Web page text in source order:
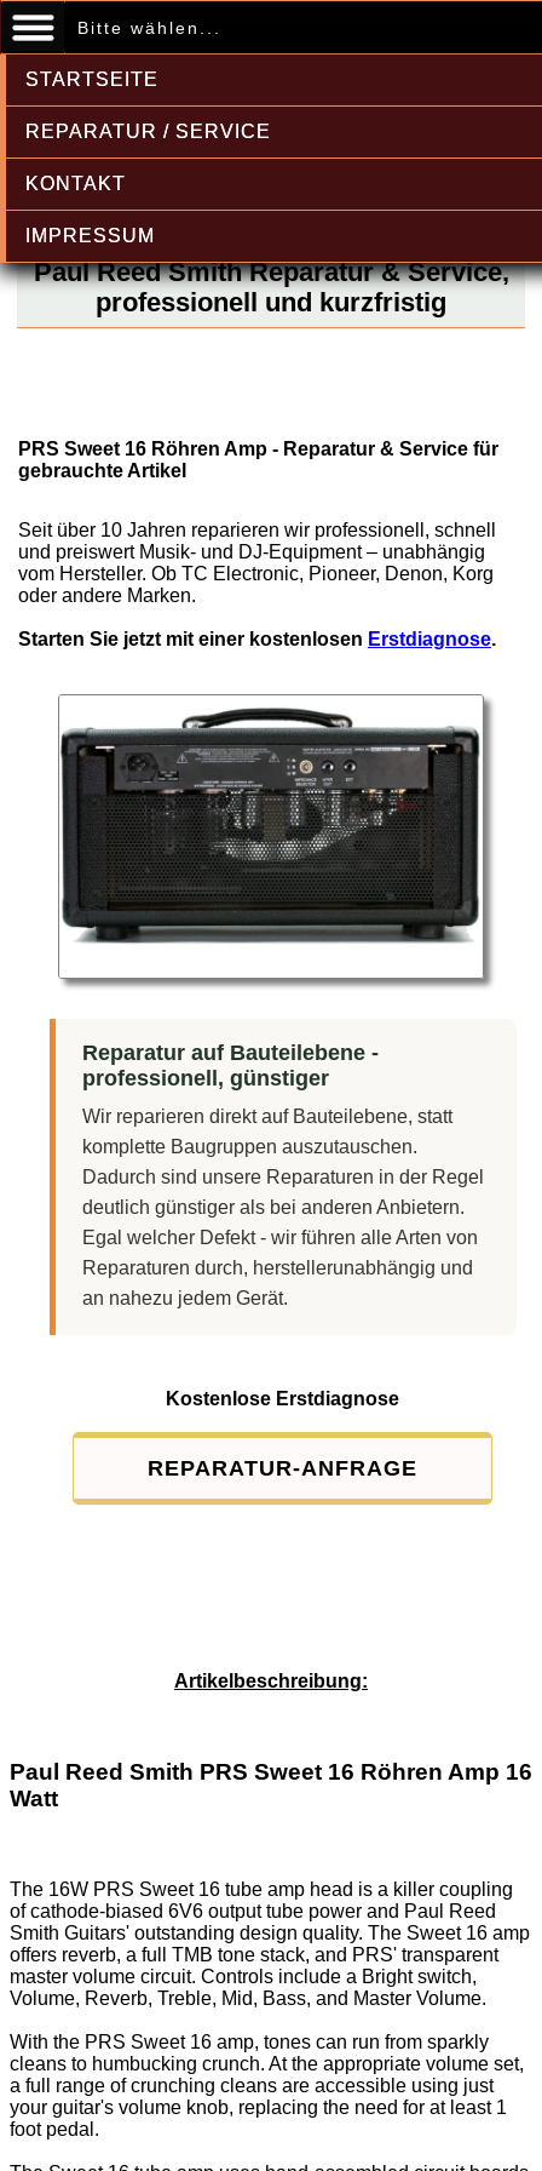
Bitte wählen...
STARTSEITE
REPARATUR / SERVICE
KONTAKT
IMPRESSUM
Paul Reed Smith Reparatur & Service,
professionell und kurzfristig
PRS Sweet 16 Röhren Amp - Reparatur & Service für
gebrauchte Artikel
Seit über 10 Jahren reparieren wir professionell, schnell
und preiswert Musik- und DJ-Equipment – unabhängig
vom Hersteller. Ob TC Electronic, Pioneer, Denon, Korg
oder andere Marken.
Starten Sie jetzt mit einer kostenlosen Erstdiagnose.
Reparatur auf Bauteilebene -
professionell, günstiger
Wir reparieren direkt auf Bauteilebene, statt
komplette Baugruppen auszutauschen.
Dadurch sind unsere Reparaturen in der Regel
deutlich günstiger als bei anderen Anbietern.
Egal welcher Defekt - wir führen alle Arten von
Reparaturen durch, herstellerunabhängig und
an nahezu jedem Gerät.
Kostenlose Erstdiagnose
REPARATUR-ANFRAGE
Artikelbeschreibung:
Paul Reed Smith PRS Sweet 16 Röhren Amp 16
Watt
The 16W PRS Sweet 16 tube amp head is a killer coupling
of cathode-biased 6V6 output tube power and Paul Reed
Smith Guitars' outstanding design quality. The Sweet 16 amp
offers reverb, a full TMB tone stack, and PRS' transparent
master volume circuit. Controls include a Bright switch,
Volume, Reverb, Treble, Mid, Bass, and Master Volume.
With the PRS Sweet 16 amp, tones can run from sparkly
cleans to humbucking crunch. At the appropriate volume set,
a full range of crunching cleans are accessible using just
your guitar's volume knob, replacing the need for at least 1
foot pedal.